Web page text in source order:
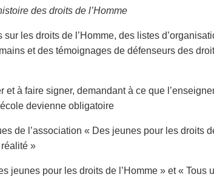
des droits de l’Homme
sur les droits de l’Homme, des listes
et des témoignages de défenseurs des
et à faire signer, demandant à ce que
devienne obligatoire
de l’association « Des jeunes pour les droits
réalité »
jeunes pour les droits de l’Homme » et « Tous